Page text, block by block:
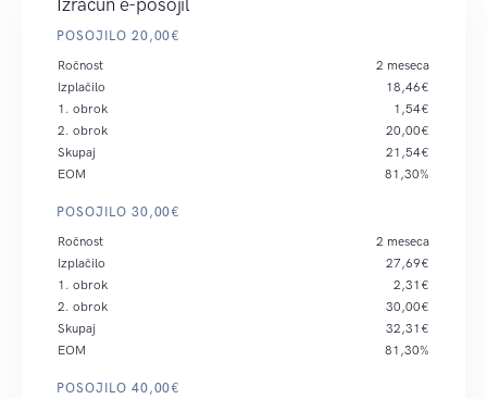
Izračun e-posojil
POSOJILO 20,00€
Ročnost
2 meseca
Izplačilo
18,46€
1. obrok
1,54€
2. obrok
20,00€
Skupaj
21,54€
EOM
81,30%
POSOJILO 30,00€
Ročnost
2 meseca
Izplačilo
27,69€
1. obrok
2,31€
2. obrok
30,00€
Skupaj
32,31€
EOM
81,30%
POSOJILO 40,00€